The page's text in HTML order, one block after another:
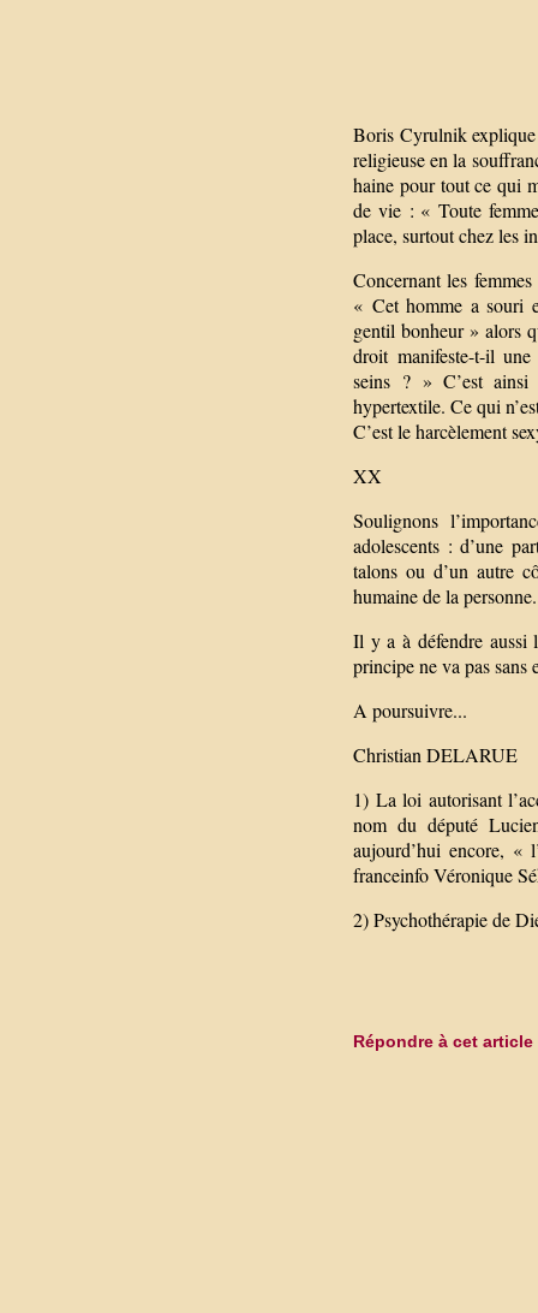
Boris Cyrulnik
religieuse en la
haine pour tout ce qui
de vie : « Toute
place, surtout chez les
Concernant les
« Cet homme a souri
gentil bonheur » alors
droit manifeste-t-il
seins ? » C’est ainsi
hypertextile. Ce qui
C’est le harcèlement
XX
Soulignons
adolescents : d’une
talons ou d’un autre
humaine de la personne.
Il y a à défendre aussi
principe ne va pas sans
A poursuivre...
Christian DELARUE
1) La loi autorisant
nom du député
aujourd’hui encore, «
franceinfo Véronique
2) Psychothérapie de
Répondre à cet article